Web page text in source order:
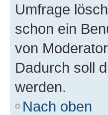
Umfrage
schon ein
von
Dadurch soll
werden.
Nach oben